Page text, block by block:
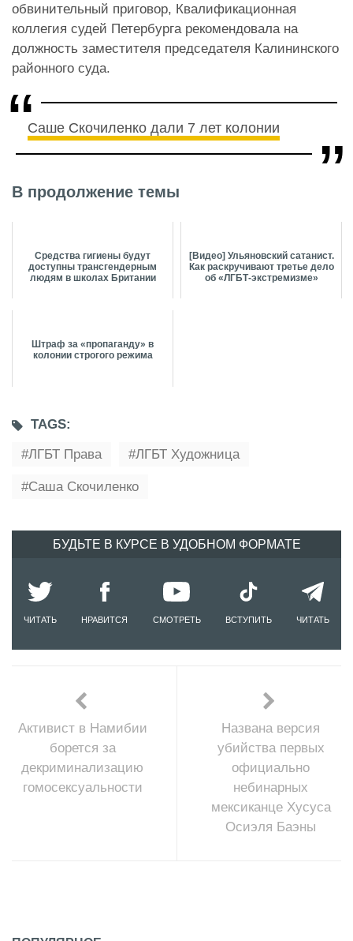
обвинительный приговор, Квалификационная
коллегия судей Петербурга рекомендовала на
должность заместителя председателя Калининского
районного суда.
Саше Скочиленко дали 7 лет колонии
В продолжение темы
Средства гигиены будут
доступны трансгендерным
людям в школах Британии
[Видео] Ульяновский сатанист.
Как раскручивают третье дело
об «ЛГБТ-экстремизме»
Штраф за «пропаганду» в
колонии строгого режима
TAGS:
ЛГБТ Права
ЛГБТ Художница
Саша Скочиленко
БУДЬТЕ В КУРСЕ В УДОБНОМ ФОРМАТЕ
ЧИТАТЬ НРАВИТСЯ СМОТРЕТЬ ВСТУПИТЬ ЧИТАТЬ
Активист в Намибии
борется за
декриминализацию
гомосексуальности
Названа версия
убийства первых
официально
небинарных
мексиканце Хусуса
Осиэля Баэны